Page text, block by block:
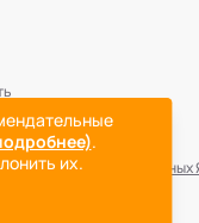
стоимость
компании.
на обработку
.
их.